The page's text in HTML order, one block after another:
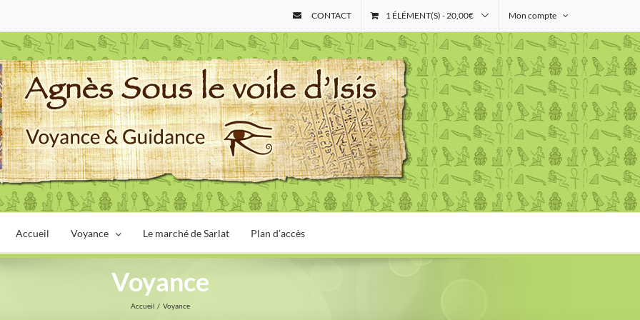
CONTACT Mon compte
1 ÉLÉMENT(S) -20,00€
Accueil Voyance Le marché de Sarlat Plan d’accès
Voyance
Accueil Voyance